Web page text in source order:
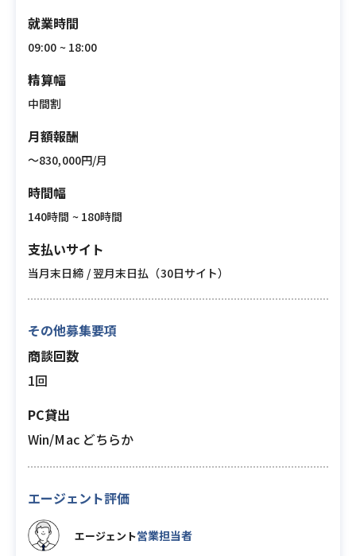
就業時間
09:00 ~ 18:00
精算幅
中間割
月額報酬
〜830,000円/月
時間幅
140時間 ~ 180時間
支払いサイト
当月末日締 / 翌月末日払（30日サイト）
その他募集要項
商談回数
1回
PC貸出
Win/Mac どちらか
エージェント評価
エージェント営業担当者